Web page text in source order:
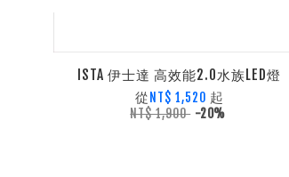
ISTA 伊士達 高效能2.0水族LED燈
從 NT$ 1,520 起
NT$ 1,900 -20%